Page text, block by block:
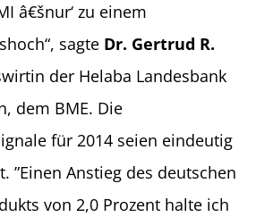
â€šnur‘ zu einem
sagte Dr. Gertrud R.
der Helaba Landesbank
dem BME. Die
für 2014 seien eindeutig
”Einen Anstieg des deutschen
von 2,0 Prozent halte ich